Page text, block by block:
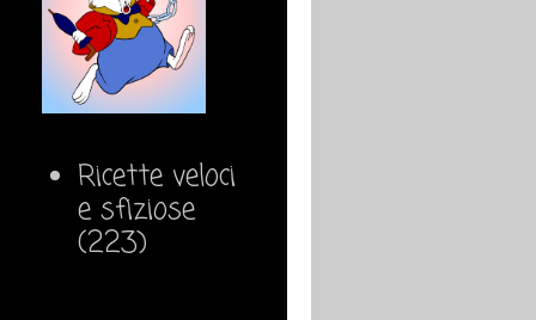
Ricette veloci
e sfiziose
(223)